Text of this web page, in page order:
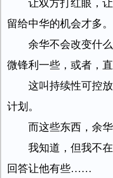
让双方打红眼，
留给中华的机会才多。
余华不会改变什
微锋利一些，或者，
这叫持续性可控
计划。
而这些东西，余
我知道，但我不
回答让他有些……